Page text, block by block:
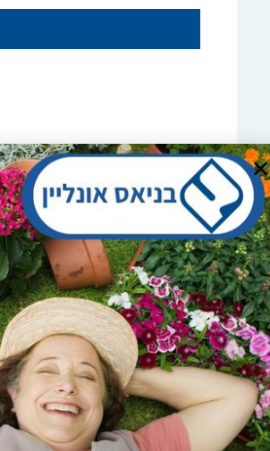
רח' צאלון 4, מגדל העמק
טלפון: 04-6081929
מייל:shop@banias.co.il